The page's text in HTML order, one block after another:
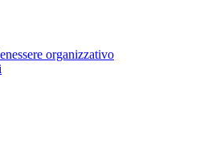
organizzativo